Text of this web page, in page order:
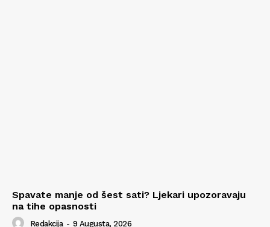
Spavate manje od šest sati? Ljekari upozoravaju
na tihe opasnosti
Redakcija - 9 Augusta, 2026